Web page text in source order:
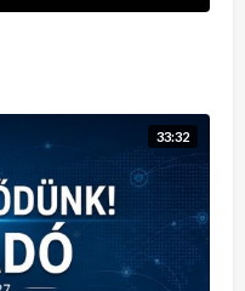
33:32